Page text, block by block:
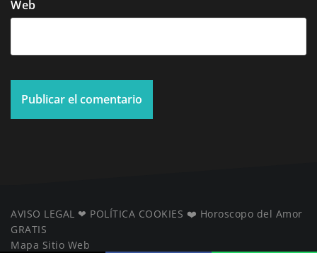
Web
AVISO LEGAL ❤ ️ POLÍTICA COOKIES ❤️ Horoscopo del Amor
GRATIS
Mapa Sitio Web